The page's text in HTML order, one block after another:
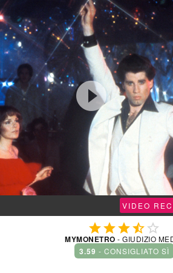

VIDEO
 
MYMONETRO - GIUDIZIO
3.59 - CONSIGLIATO SÌ